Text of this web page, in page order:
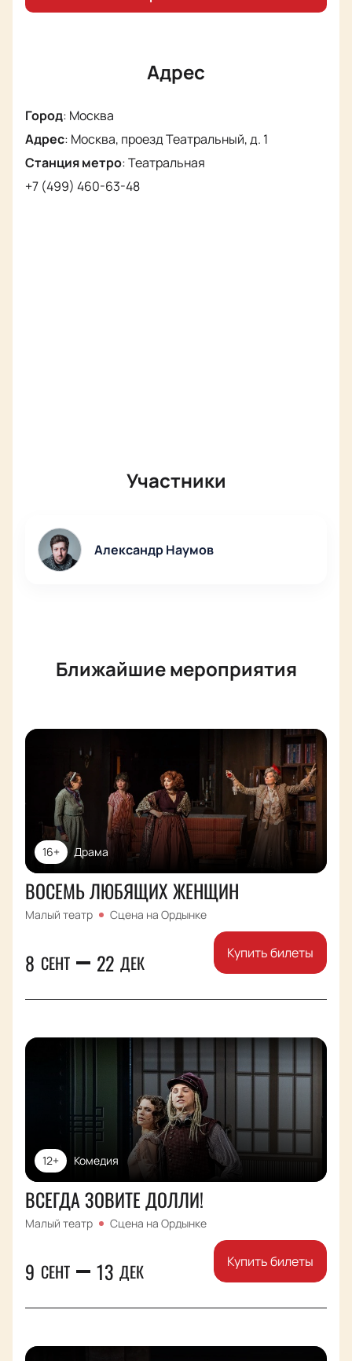
Адрес
Город: Москва
Адрес: Москва, проезд Театральный, д. 1
Станция метро:Театральная
+7 (499) 460-63-48
Участники
Александр Наумов
Ближайшие мероприятия
Драма
16+
ВОСЕМЬ ЛЮБЯЩИХ ЖЕНЩИН
Малый театр Сцена на Ордынке
8 СЕНТ 22 ДЕК Купить билеты
Комедия
12+
ВСЕГДА ЗОВИТЕ ДОЛЛИ!
Малый театр Сцена на Ордынке
9 СЕНТ 13 ДЕК Купить билеты